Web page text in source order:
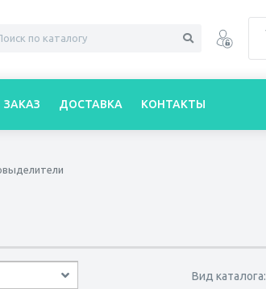
Вид каталога:
ЗАКАЗ ДОСТАВКА КОНТАКТЫ